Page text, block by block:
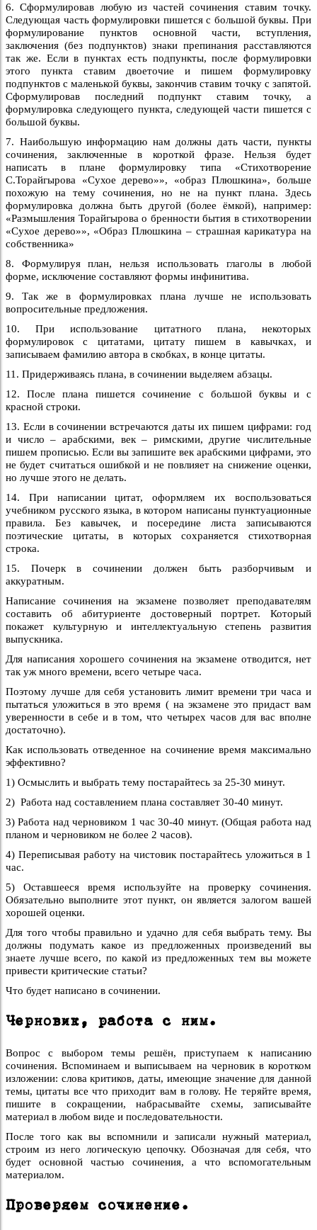
6. Сформулировав любую из частей сочинения ставим точку.
Следующая часть формулировки пишется с большой буквы. При
формулирование пунктов основной части, вступления,
заключения (без подпунктов) знаки препинания расставляются
так же. Если в пунктах есть подпункты, после формулировки
этого пункта ставим двоеточие и пишем формулировку
подпунктов с маленькой буквы, закончив ставим точку с запятой.
Сформулировав последний подпункт ставим точку, а
формулировка следующего пункта, следующей части пишется с
большой буквы.
7. Наибольшую информацию нам должны дать части, пункты
сочинения, заключенные в короткой фразе. Нельзя будет
написать в плане формулировку типа «Стихотворение
С.Торайгырова «Сухое дерево»», «образ Плюшкина», больше
похожую на тему сочинения, но не на пункт плана. Здесь
формулировка должна быть другой (более ёмкой), например:
«Размышления Торайгырова о бренности бытия в стихотворении
«Сухое дерево»», «Образ Плюшкина – страшная карикатура на
собственника»
8. Формулируя план, нельзя использовать глаголы в любой
форме, исключение составляют формы инфинитива.
9. Так же в формулировках плана лучше не использовать
вопросительные предложения.
10. При использование цитатного плана, некоторых
формулировок с цитатами, цитату пишем в кавычках, и
записываем фамилию автора в скобках, в конце цитаты.
11. Придерживаясь плана, в сочинении выделяем абзацы.
12. После плана пишется сочинение с большой буквы и с
красной строки.
13. Если в сочинении встречаются даты их пишем цифрами: год
и число – арабскими, век – римскими, другие числительные
пишем прописью. Если вы запишите век арабскими цифрами, это
не будет считаться ошибкой и не повлияет на снижение оценки,
но лучше этого не делать.
14. При написании цитат, оформляем их воспользоваться
учебником русского языка, в котором написаны пунктуационные
правила. Без кавычек, и посередине листа записываются
поэтические цитаты, в которых сохраняется стихотворная
строка.
15. Почерк в сочинении должен быть разборчивым и
аккуратным.
Написание сочинения на экзамене позволяет преподавателям
составить об абитуриенте достоверный портрет. Который
покажет культурную и интеллектуальную степень развития
выпускника.
Для написания хорошего сочинения на экзамене отводится, нет
так уж много времени, всего четыре часа.
Поэтому лучше для себя установить лимит времени три часа и
пытаться уложиться в это время ( на экзамене это придаст вам
уверенности в себе и в том, что четырех часов для вас вполне
достаточно).
Как использовать отведенное на сочинение время максимально
эффективно?
1) Осмыслить и выбрать тему постарайтесь за 25-30 минут.
2) Работа над составлением плана составляет 30-40 минут.
3) Работа над черновиком 1 час 30-40 минут. (Общая работа над
планом и черновиком не более 2 часов).
4) Переписывая работу на чистовик постарайтесь уложиться в 1
час.
5) Оставшееся время используйте на проверку сочинения.
Обязательно выполните этот пункт, он является залогом вашей
хорошей оценки.
Для того чтобы правильно и удачно для себя выбрать тему. Вы
должны подумать какое из предложенных произведений вы
знаете лучше всего, по какой из предложенных тем вы можете
привести критические статьи?
Что будет написано в сочинении.
Черновик, работа с ним.
Вопрос с выбором темы решён, приступаем к написанию
сочинения. Вспоминаем и выписываем на черновик в коротком
изложении: слова критиков, даты, имеющие значение для данной
темы, цитаты все что приходит вам в голову. Не теряйте время,
пишите в сокращении, набрасывайте схемы, записывайте
материал в любом виде и последовательности.
После того как вы вспомнили и записали нужный материал,
строим из него логическую цепочку. Обозначая для себя, что
будет основной частью сочинения, а что вспомогательным
материалом.
Проверяем сочинение.